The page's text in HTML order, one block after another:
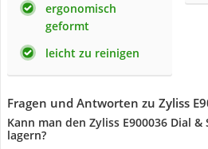
ergonomisch
geformt
leicht zu reinigen
Fragen und Antworten zu Zyliss
Kann man den Zyliss E900036 Dial
lagern?